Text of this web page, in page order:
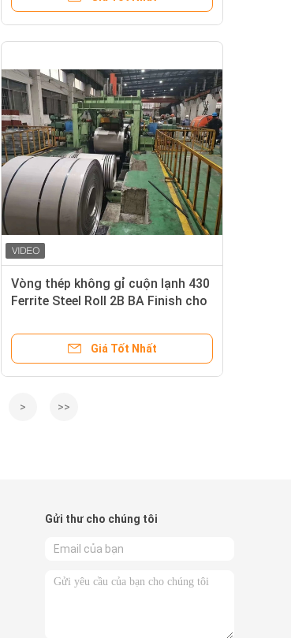
Vòng thép không gỉ cuộn lạnh 430
Ferrite Steel Roll 2B BA Finish cho
Giá Tốt Nhất
> >>
Gửi thư cho chúng tôi